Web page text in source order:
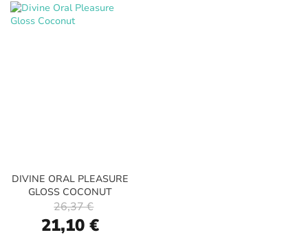
DIVINE ORAL PLEASURE
GLOSS COCONUT
Special
Price
21,10 €
26,37 €